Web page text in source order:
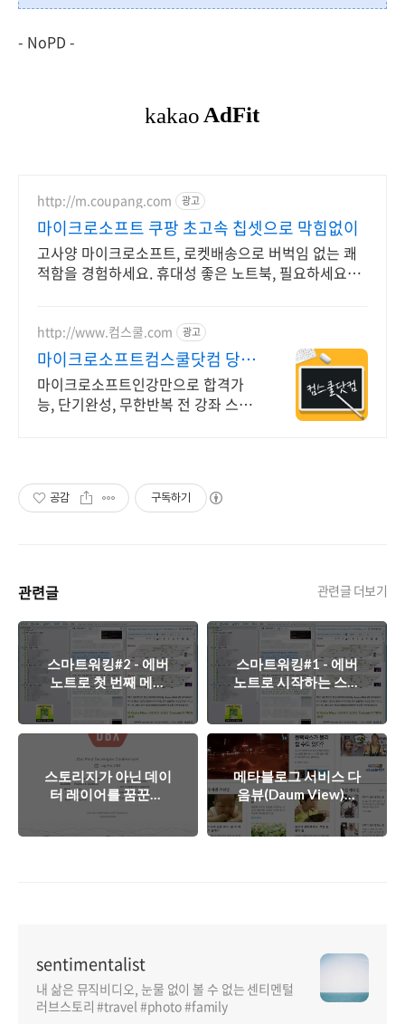
- NoPD -
http://m.coupang.com 광고
마이크로소프트 쿠팡 초고속 칩셋으로 막힘없이
고사양 마이크로소프트, 로켓배송으로 버벅임 없는 쾌
적함을 경험하세요. 휴대성 좋은 노트북, 필요하세요?
http://www.컴스쿨.com 광고
마이크로소프트컴스쿨닷컴 당일
신청&결제시 기프티콘!
마이크로소프트인강만으로 합격가
능, 단기완성, 무한반복 전 강좌 스마
공감 구독하기
관련글 관련글 더보기
스마트워킹#2 - 에버
노트로 첫 번째 메모
를 남겨보자!
스마트워킹#1 - 에버
노트로 시작하는 스마
트워크!
스토리지가 아닌 데이
터 레이어를 꿈꾼다,
DropBox 개발자데이
메타블로그 서비스 다
음뷰(Daum View)의
변신은 유죄?
sentimentalist
내 삶은 뮤직비디오, 눈물 없이 볼 수 없는 센티멘털
러브스토리 #travel #photo #family